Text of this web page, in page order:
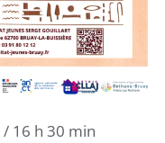
/ 16 h 30 min